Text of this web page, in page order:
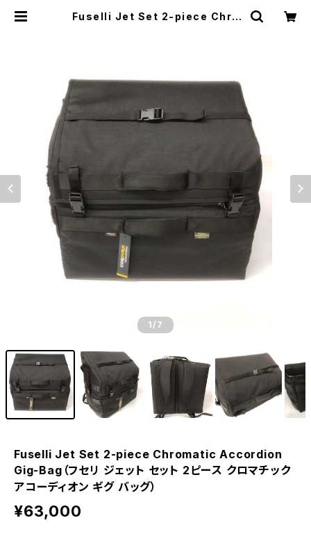
Fuselli Jet Set 2-piece Chro
1/7
Fuselli Jet Set 2-piece Chromatic Accordion
Gig-Bag（フセリ ジェット セット 2ピース クロマチック
アコーディオン ギグ バッグ）
¥63,000